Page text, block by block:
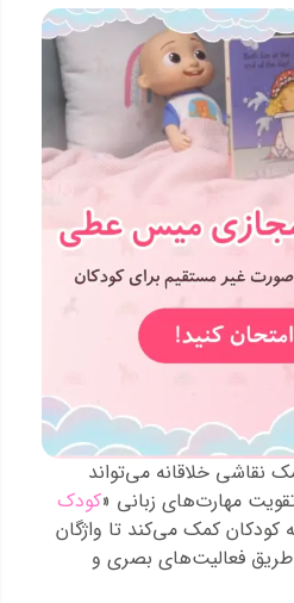
نقاشی خلاقانه می‌تواند
مهارت‌های زبانی «کودک
کودکان کمک می‌کند تا واژگان
طریق فعالیت‌های بصری و